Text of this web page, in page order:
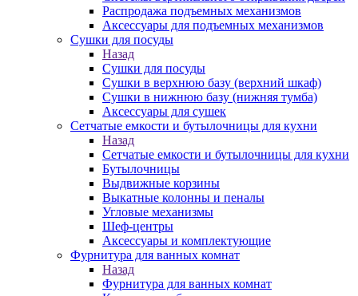
Распродажа подъемных механизмов
Аксессуары для подъемных механизмов
Сушки для посуды
Назад
Сушки для посуды
Сушки в верхнюю базу (верхний шкаф)
Сушки в нижнюю базу (нижняя тумба)
Аксессуары для сушек
Сетчатые емкости и бутылочницы для кухни
Назад
Сетчатые емкости и бутылочницы для кухни
Бутылочницы
Выдвижные корзины
Выкатные колонны и пеналы
Угловые механизмы
Шеф-центры
Аксессуары и комплектующие
Фурнитура для ванных комнат
Назад
Фурнитура для ванных комнат